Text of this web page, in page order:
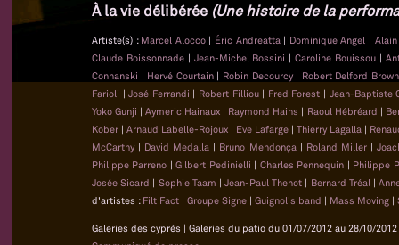
À la vie délibérée (Une histoire de la
Artiste(s) : Marcel Alocco | Éric Andreatta | Dominique Angel |
Claude Boissonnade | Jean-Michel Bossini |Caroline Bouissou |
Connanski | Hervé Courtain | Robin Decourcy | Robert Delford
Farioli |José Ferrandi | Robert Filliou | Fred Forest | Jean-Baptiste
Yoko Gunji |Aymeric Hainaux | Raymond Hains | Raoul Hébréard |
Kober |Arnaud Labelle-Rojoux | Eve Lafarge |Thierry Lagalla |
McCarthy | David Medalla | Bruno Mendonça | Roland Miller |
Philippe Parreno |Gilbert Pedinielli | Charles Pennequin | Philippe
Josée Sicard | Sophie Taam | Jean-Paul Thenot | Bernard Tréal |
d'artistes : Filt Fact | Groupe Signe | Guignol's band | Mass Moving |
Galeries des cyprès | Galeries du patio du 01/07/2012 au 28/10/